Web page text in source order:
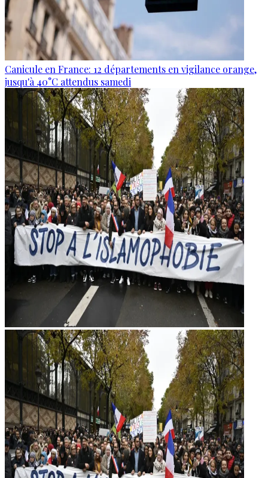
Canicule en France: 12 départements en vigilance orange,
jusqu'à 40°C attendus samedi